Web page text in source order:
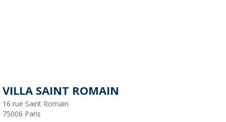
VILLA SAINT ROMAIN
16 rue Saint Romain
75006 Paris